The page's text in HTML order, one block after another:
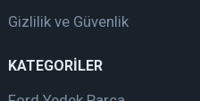
Gizlilik ve Güvenlik
KATEGORİLER